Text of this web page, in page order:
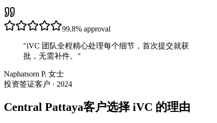
99.8% approval
"iVC 团队全程精心处理每个细节，首次提交就获
批，无需补件。 "
Naphatsorn P. 女士
投资签证客户 · 2024
Central Pattaya客户选择 iVC 的理由